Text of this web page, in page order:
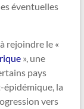
éventuelles
rejoindre le «
», une
pays
épidémique, la
vers